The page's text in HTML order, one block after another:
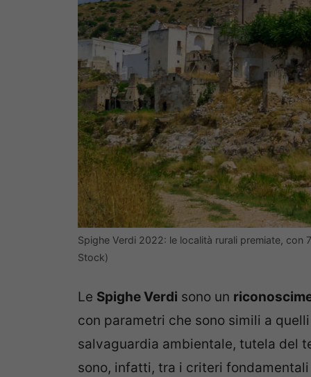
Spighe Verdi 2022: le località rurali premiate,
Stock)
Le Spighe Verdi sono un
con parametri che sono simili a
salvaguardia ambientale, tutela del
sono, infatti, tra i criteri